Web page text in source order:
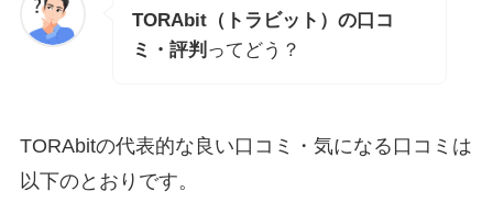
TORAbit（トラビット）の口コ
ミ・評判 ってどう？
TORAbitの代表的な良い口コミ・気になる口コミは
以下のとおりです。